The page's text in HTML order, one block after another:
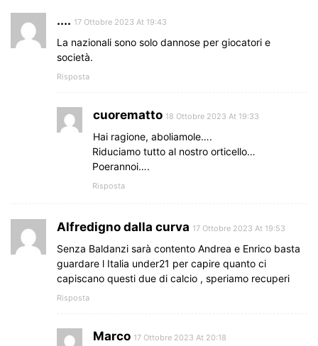
.... 17 Ottobre 2023 At 19:43
La nazionali sono solo dannose per giocatori e
società.
Risposta
cuorematto 18 Ottobre 2023 At 19:33
Hai ragione, aboliamole….
Riduciamo tutto al nostro orticello…
Poerannoi….
Risposta
Alfredigno dalla curva 17 Ottobre 2023 At 19:53
Senza Baldanzi sarà contento Andrea e Enrico basta
guardare l Italia under21 per capire quanto ci
capiscano questi due di calcio , speriamo recuperi
Risposta
Marco 17 Ottobre 2023 At 20:18